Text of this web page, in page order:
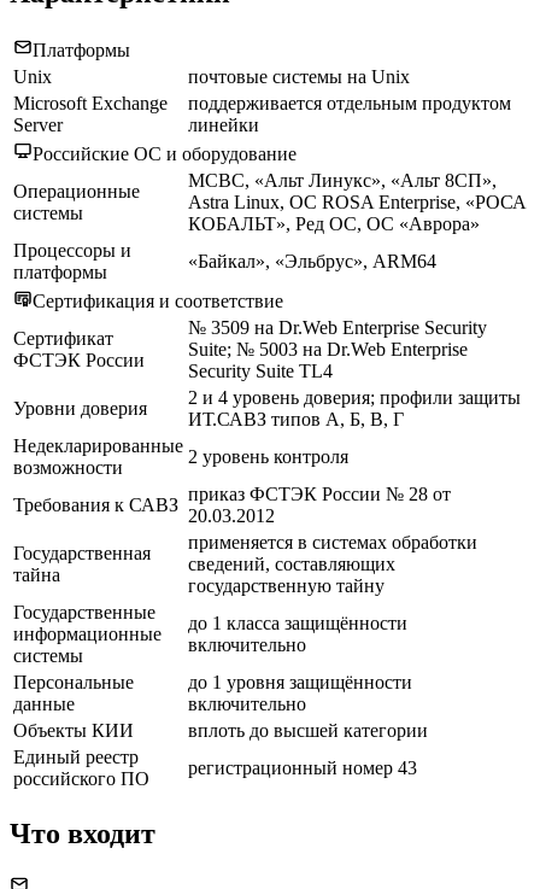
Платформы
Unix
почтовые системы на Unix
Microsoft Exchange
Server
поддерживается отдельным продуктом
линейки
Российские ОС и оборудование
Операционные
системы
МСВС, «Альт Линукс», «Альт 8СП»,
Astra Linux, ОС ROSA Enterprise, «РОСА
КОБАЛЬТ», Ред ОС, ОС «Аврора»
Процессоры и
платформы
«Байкал», «Эльбрус», ARM64
Сертификация и соответствие
Сертификат
ФСТЭК России
№ 3509 на Dr.Web Enterprise Security
Suite; № 5003 на Dr.Web Enterprise
Security Suite TL4
Уровни доверия
2 и 4 уровень доверия; профили защиты
ИТ.САВЗ типов А, Б, В, Г
Недекларированные
возможности
2 уровень контроля
Требования к САВЗ
приказ ФСТЭК России № 28 от
20.03.2012
Государственная
тайна
применяется в системах обработки
сведений, составляющих
государственную тайну
Государственные
информационные
системы
до 1 класса защищённости
включительно
Персональные
данные
до 1 уровня защищённости
включительно
Объекты КИИ
вплоть до высшей категории
Единый реестр
российского ПО
регистрационный номер 43
Что входит